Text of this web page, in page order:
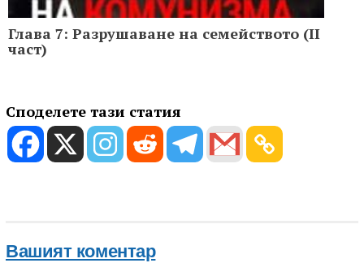
Глава 7: Разрушаване на семейството (II
част)
Споделете тази статия
Вашият коментар